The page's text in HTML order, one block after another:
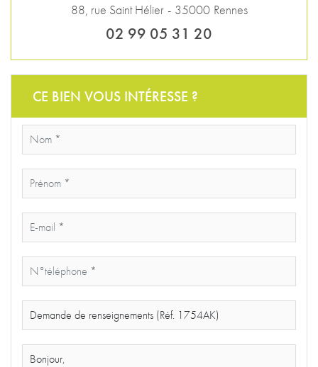
88, rue Saint Hélier - 35000 Rennes
02 99 05 31 20
CE BIEN VOUS INTÉRESSE ?